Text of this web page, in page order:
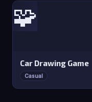
🧩
Car Drawing Game
Casual